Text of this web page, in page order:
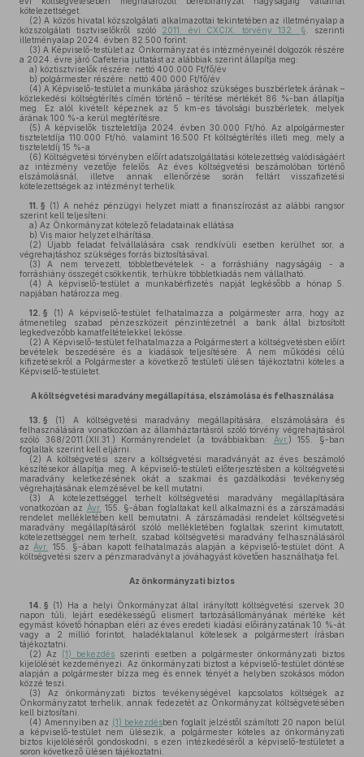
kötelezettséget.
(2) A közös hivatal közszolgálati alkalmazottai tekintetében az illetményalap a
közszolgálati tisztviselőkről szóló 2011. évi CXCIX. törvény 132. § . szerinti
illetményalap 2024. évben 82.500 forint.
(3) A Képviselő-testület az Önkormányzat és intézményeinél dolgozók részére
a 2024. évre járó Cafeteria juttatást az alábbiak szerint állapítja meg:
a) köztisztviselők részére: nettó 400.000 Ft/fő/év
b) polgármester részére: nettó 400 000 Ft/fő/év
(4) A Képviselő-testület a munkába járáshoz szükséges buszbérletek árának –
közlekedési költségtérítés címén történő – térítése mértékét 86 %-ban állapítja
meg. Ez alól kivételt képeznek az 5 km-es távolsági buszbérletek, melyek
árának 100 %-a kerül megtérítésre.
(5) A képviselők tiszteletdíja 2024. évben 30.000 Ft/hó. Az alpolgármester
tiszteletdíja 110.000 Ft/hó, valamint 16.500 Ft költségtérítés illeti meg, mely a
tiszteletdíj 15 %-a
(6) Költségvetési törvényben előírt adatszolgáltatási kötelezettség valódiságáért
az intézmény vezetője felelős. Az éves költségvetési beszámolóban történő
elszámolásnál, illetve annak ellenőrzése során feltárt visszafizetési
kötelezettségek az intézményt terhelik.
11. § (1) A nehéz pénzügyi helyzet miatt a finanszírozást az alábbi rangsor
szerint kell teljesíteni:
a) Az Önkormányzat kötelező feladatainak ellátása
b) Vis maior helyzet elhárítása.
(2) Újabb feladat felvállalására csak rendkívüli esetben kerülhet sor, a
végrehajtáshoz szükséges forrás biztosításával.
(3) A nem tervezett, többletbevételek - a forráshiány nagyságáig - a
forráshiány összegét csökkentik, terhükre többletkiadás nem vállalható.
(4) A képviselő-testület a munkabérfizetés napját legkésőbb a hónap 5.
napjában határozza meg.
12. § (1) A képviselő-testület felhatalmazza a polgármester arra, hogy az
átmenetileg szabad pénzeszközeit pénzintézetnél a bank által biztosított
legkedvezőbb kamatfeltételekkel lekösse.
(2) A Képviselő-testület felhatalmazza a Polgármestert a költségvetésben előírt
bevételek beszedésére és a kiadások teljesítésére. A nem működési célú
kifizetésekről a Polgármester a következő testületi ülésen tájékoztatni köteles a
Képviselő-testületet.
A költségvetési maradvány megállapítása, elszámolása és felhasználása
13. § (1)
A költségvetési maradvány megállapítására, elszámolására és
felhasználására vonatkozóan az államháztartásról szóló törvény végrehajtásáról
szóló 368/2011.(XII.31.) Kormányrendelet (a továbbiakban:
Ávr. ) 155. §-ban
foglaltak szerint kell eljárni.
(2) A költségvetési szerv a költségvetési maradványát az éves beszámoló
készítésekor állapítja meg. A képviselő-testületi előterjesztésben a költségvetési
maradvány keletkezésének okát a szakmai és gazdálkodási tevékenység
végrehajtásának elemzésével be kell mutatni.
(3) A kötelezettséggel terhelt költségvetési maradvány megállapítására
vonatkozóan az Ávr. 155. §-ában foglaltakat kell alkalmazni és a zárszámadási
rendelet mellékletében kell bemutatni. A zárszámadási rendelet költségvetési
maradvány megállapításáról szóló mellékletében foglaltak szerint kimutatott,
kötelezettséggel nem terhelt, szabad költségvetési maradvány felhasználásáról
az Ávr.
155. §-ában kapott felhatalmazás alapján a képviselő-testület dönt. A
költségvetési szerv a pénzmaradványt a jóváhagyást követően használhatja fel.
Az önkormányzati biztos
14. § (1)
Ha a helyi Önkormányzat által irányított költségvetési szervek 30
napon túli, lejárt esedékességű elismert tartozásállományának mértéke két
egymást követő hónapban eléri az éves eredeti kiadási előirányzatának 10 %-át
vagy a 2 millió forintot, haladéktalanul kötelesek a polgármestert írásban
tájékoztatni.
(2) Az (1) bekezdés szerinti esetben a polgármester önkormányzati biztos
kijelölését kezdeményezi. Az önkormányzati biztost a képviselő-testület döntése
alapján a polgármester bízza meg és ennek tényét a helyben szokásos módon
közzé teszi.
(3) Az önkormányzati biztos tevékenységével kapcsolatos költségek az
Önkormányzatot terhelik, annak fedezetét az Önkormányzat költségvetésében
kell biztosítani.
(4) Amennyiben az (1) bekezdésben foglalt jelzéstől számított 20 napon belül
a képviselő-testület nem ülésezik, a polgármester köteles az önkormányzati
biztos kijelöléséről gondoskodni, s ezen intézkedéséről a képviselő-testületet a
soron következő ülésen tájékoztatni.